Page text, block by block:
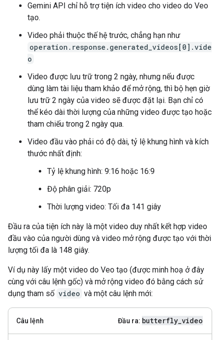
Gemini API chỉ hỗ trợ tiện ích video cho video do Veo
tạo.
Video phải thuộc thế hệ trước, chẳng hạn như
operation.response.generated_videos[0].vide
o
Video được lưu trữ trong 2 ngày, nhưng nếu được
dùng làm tài liệu tham khảo để mở rộng, thì bộ hẹn giờ
lưu trữ 2 ngày của video sẽ được đặt lại. Bạn chỉ có
thể kéo dài thời lượng của những video được tạo hoặc
tham chiếu trong 2 ngày qua.
Video đầu vào phải có độ dài, tỷ lệ khung hình và kích
thước nhất định:
Tỷ lệ khung hình: 9:16 hoặc 16:9
Độ phân giải: 720p
Thời lượng video: Tối đa 141 giây
Đầu ra của tiện ích này là một video duy nhất kết hợp video
đầu vào của người dùng và video mở rộng được tạo với thời
lượng tối đa là 148 giây.
Ví dụ này lấy một video do Veo tạo (được minh hoạ ở đây
cùng với câu lệnh gốc) và mở rộng video đó bằng cách sử
dụng tham số video và một câu lệnh mới:
Câu lệnh Đầu ra: butterfly video